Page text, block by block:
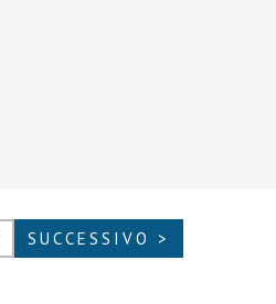
SUCCESSIVO >